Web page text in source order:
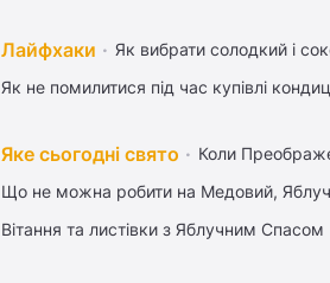
Лайфхаки Як вибрати солодкий і
Як не помилитися під час купівлі
Яке сьогодні свято Коли
Що не можна робити на Медовий,
Вітання та листівки з Яблучним Спасом